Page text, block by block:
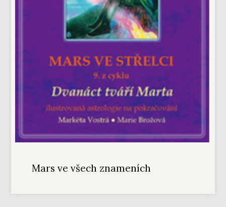
Mars ve všech znameních